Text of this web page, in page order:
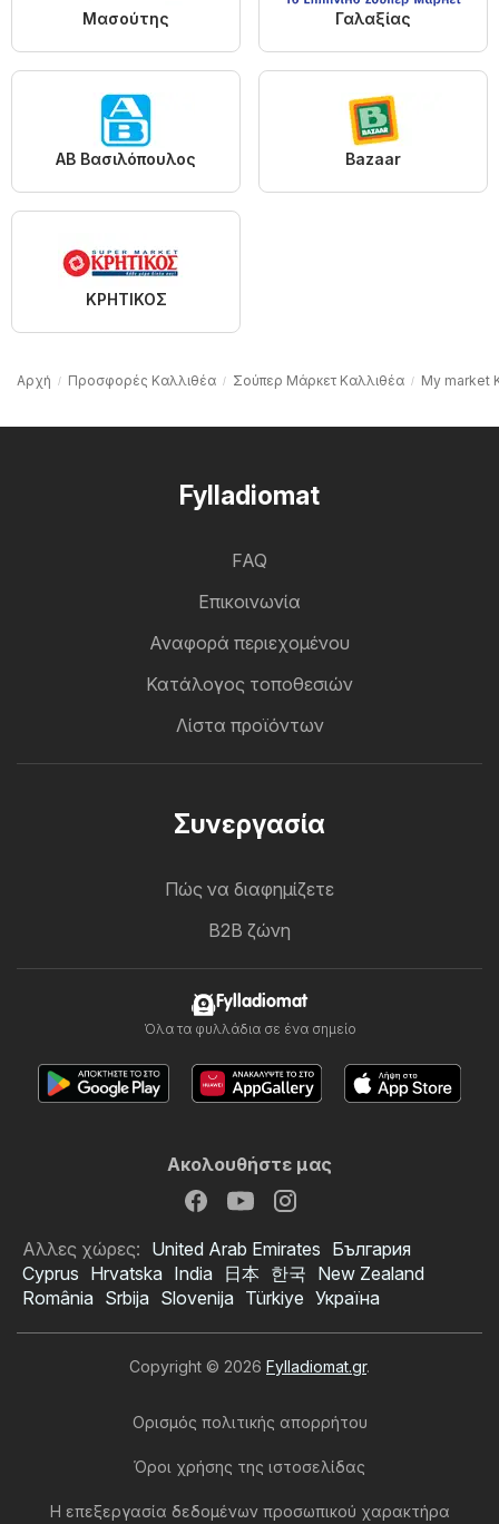
Μασούτης Γαλαξίας
ΑΒ Βασιλόπουλος Bazaar
ΚΡΗΤΙΚΟΣ
Αρχή Προσφορές Καλλιθέα Σούπερ Μάρκετ Καλλιθέα My market
Fylladiomat
FAQ
Επικοινωνία
Αναφορά περιεχομένου
Κατάλογος τοποθεσιών
Λίστα προϊόντων
Συνεργασία
Πώς να διαφημίζετε
B2B ζώνη
Fylladiomat
Όλα τα φυλλάδια σε ένα σημείο
Ακολουθήστε μας
Αλλες χώρες: United Arab Emirates България
Cyprus Hrvatska India 日本 한국 New Zealand
România Srbija Slovenija Türkiye Україна
Copyright © 2026 Fylladiomat.gr.
Ορισμός πολιτικής απορρήτου
Όροι χρήσης της ιστοσελίδας
Η επεξεργασία δεδομένων προσωπικού χαρακτήρα